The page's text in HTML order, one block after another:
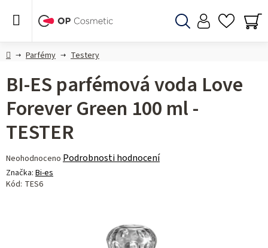
DomůParfémy Testery
BI-ES parfémová voda Love
Forever Green 100 ml -
TESTER
Průměrné
hodnocení
produktu
Neohodnoceno Podrobnosti hodnocení
Značka: Bi-es
Kód: TES6